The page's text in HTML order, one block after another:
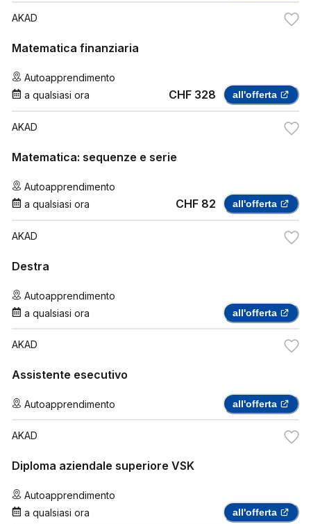
AKAD
Matematica finanziaria
Autoapprendimento
a qualsiasi ora
CHF 328 all'offerta
AKAD
Matematica: sequenze e serie
Autoapprendimento
a qualsiasi ora
CHF 82 all'offerta
AKAD
Destra
Autoapprendimento
a qualsiasi ora
all'offerta
AKAD
Assistente esecutivo
Autoapprendimento all'offerta
AKAD
Diploma aziendale superiore VSK
Autoapprendimento
a qualsiasi ora
all'offerta